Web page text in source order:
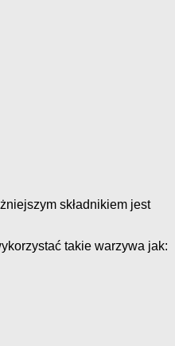
składnikiem jest
takie warzywa jak: